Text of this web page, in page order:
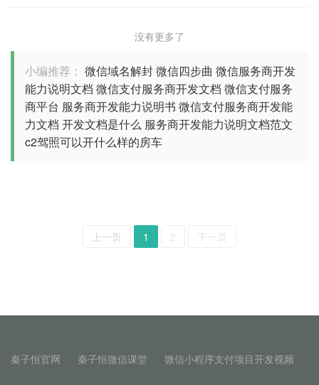
没有更多了
小编推荐： 微信域名解封微信四步曲 微信服务商开发
能力说明文档 微信支付服务商开发文档 微信支付服务
商平台 服务商开发能力说明书 微信支付服务商开发能
力文档 开发文档是什么 服务商开发能力说明文档范文
c2驾照可以开什么样的房车
上一页 1 2 下一页
秦子恒官网 秦子恒微信课堂 微信小程序支付项目开发视频